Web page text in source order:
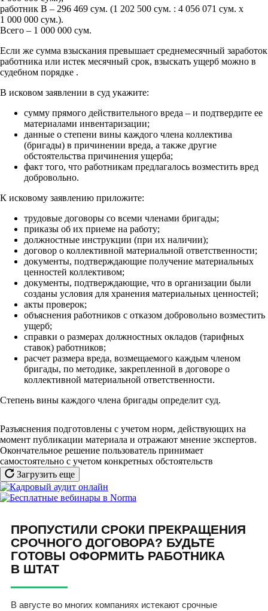
работник В – 296 469 сум. (1 202 500 сум. : 4 056 071 сум. х
1 000 000 сум.).
Всего – 1 000 000 сум.
Если же сумма взыскания превышает среднемесячный заработок
работника или истек месячный срок, взыскать ущерб можно в
судебном порядке .
В исковом заявлении в суд укажите:
сумму прямого действительного вреда – и подтвердите ее
материалами инвентаризации;
данные о степени вины каждого члена коллектива
(бригады) в причинении вреда, а также другие
обстоятельства причинения ущерба;
факт того, что работникам предлагалось возместить вред
добровольно.
К исковому заявлению приложите:
трудовые договоры со всеми членами бригады;
приказы об их приеме на работу;
должностные инструкции (при их наличии);
договор о коллективной материальной ответственности;
документы, подтверждающие получение материальных
ценностей коллективом;
документы, подтверждающие, что в организации были
созданы условия для хранения материальных ценностей;
акты проверок;
объяснения работников с отказом добровольно возместить
ущерб;
справки о размерах должностных окладов (тарифных
ставок) работников;
расчет размера вреда, возмещаемого каждым членом
бригады, по методике, закрепленной в договоре о
коллективной материальной ответственности.
Степень вины каждого члена бригады определит суд.
Разъяснения подготовлены с учетом норм, действующих на
момент публикации материала и отражают мнение экспертов.
Окончательное решение пользователь принимает
самостоятельно с учетом конкретных обстоятельств
Загрузить еще
ПРОПУСТИЛИ СРОКИ ПРЕКРАЩЕНИЯ
СРОЧНОГО ДОГОВОРА? БУДЬТЕ
ГОТОВЫ ОФОРМИТЬ РАБОТНИКА
В ШТАТ
В августе во многих компаниях истекают срочные